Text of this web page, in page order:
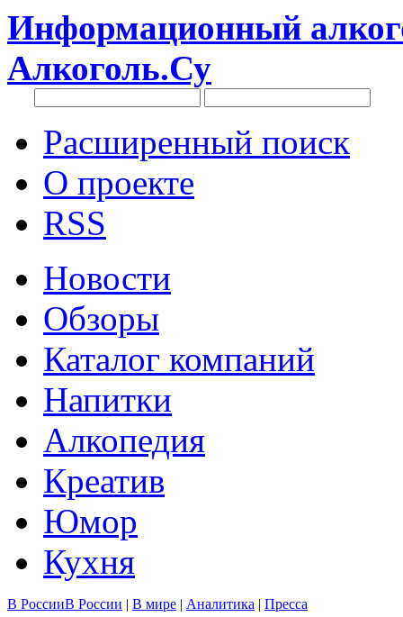
Информационный
Алкоголь.Су
Расширенный поиск
О проекте
RSS
Новости
Обзоры
Каталог компаний
Напитки
Алкопедия
Креатив
Юмор
Кухня
В РоссииВ России | В мире | Аналитика | Пресса